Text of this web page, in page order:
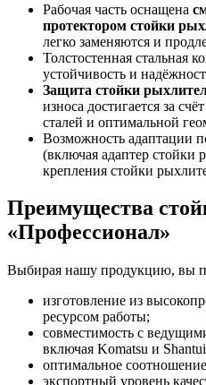
Рабочая часть оснащена
протектором стойки
легко заменяются и
Толстостенная стальная
устойчивость и
Защита стойки
износа достигается за
сталей и оптимальной
Возможность адаптации
(включая адаптер стойки
крепления стойки
Преимущества
«Профессионал»
Выбирая нашу продукцию, вы
изготовление из
ресурсом работы;
совместимость с
включая Komatsu и
оптимальное
экспортный уровень